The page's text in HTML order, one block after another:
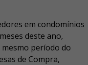
em condomínios
deste ano,
mesmo período do
de Compra,